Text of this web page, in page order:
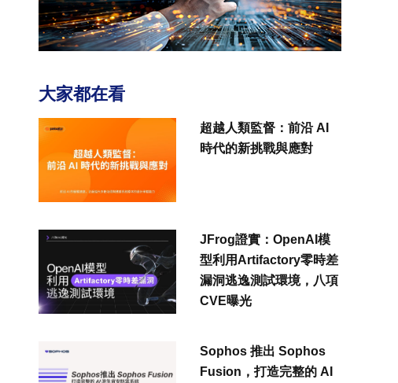
大家都在看
超越人類監督：前沿 AI
時代的新挑戰與應對
JFrog證實：OpenAI模
型利用Artifactory零時差
漏洞逃逸測試環境，八項
CVE曝光
Sophos 推出 Sophos
Fusion，打造完整的 AI